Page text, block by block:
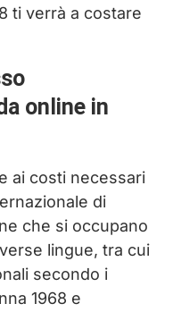
ti verrà a costare
online in
ai costi necessari
di
che si occupano
lingue, tra cui
secondo i
1968 e